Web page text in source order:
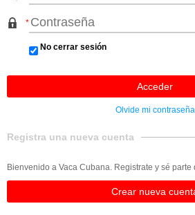
*
No cerrar sesión
Olvide mi contraseña
Registra una nueva cuenta
Bienvenido a Vaca Cubana. Registrate y sé